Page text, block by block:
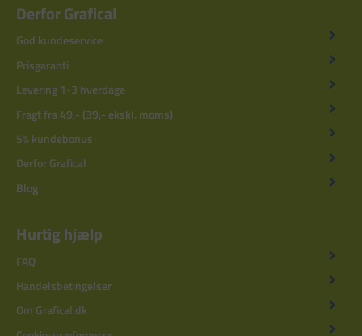
Derfor Grafical
God kundeservice
Prisgaranti
Levering 1-3 hverdage
Fragt fra 49,- (39,- ekskl. moms)
5% kundebonus
Derfor Grafical
Blog
Hurtig hjælp
FAQ
Handelsbetingelser
Om Grafical.dk